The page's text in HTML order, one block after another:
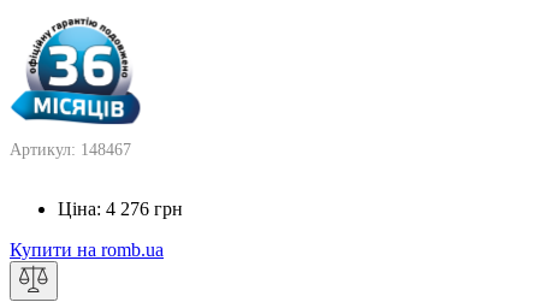
Артикул: 148467
Ціна: 4 276 грн
Купити на romb.ua